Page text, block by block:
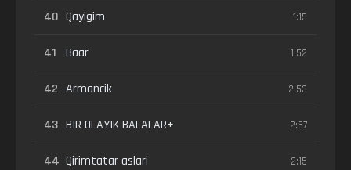
40 Qayigim 1:15
41 Baar 1:52
42 Armancik 2:53
43 BIR OLAYIK BALALAR+ 2:57
44 Qirimtatar aslari 2:15